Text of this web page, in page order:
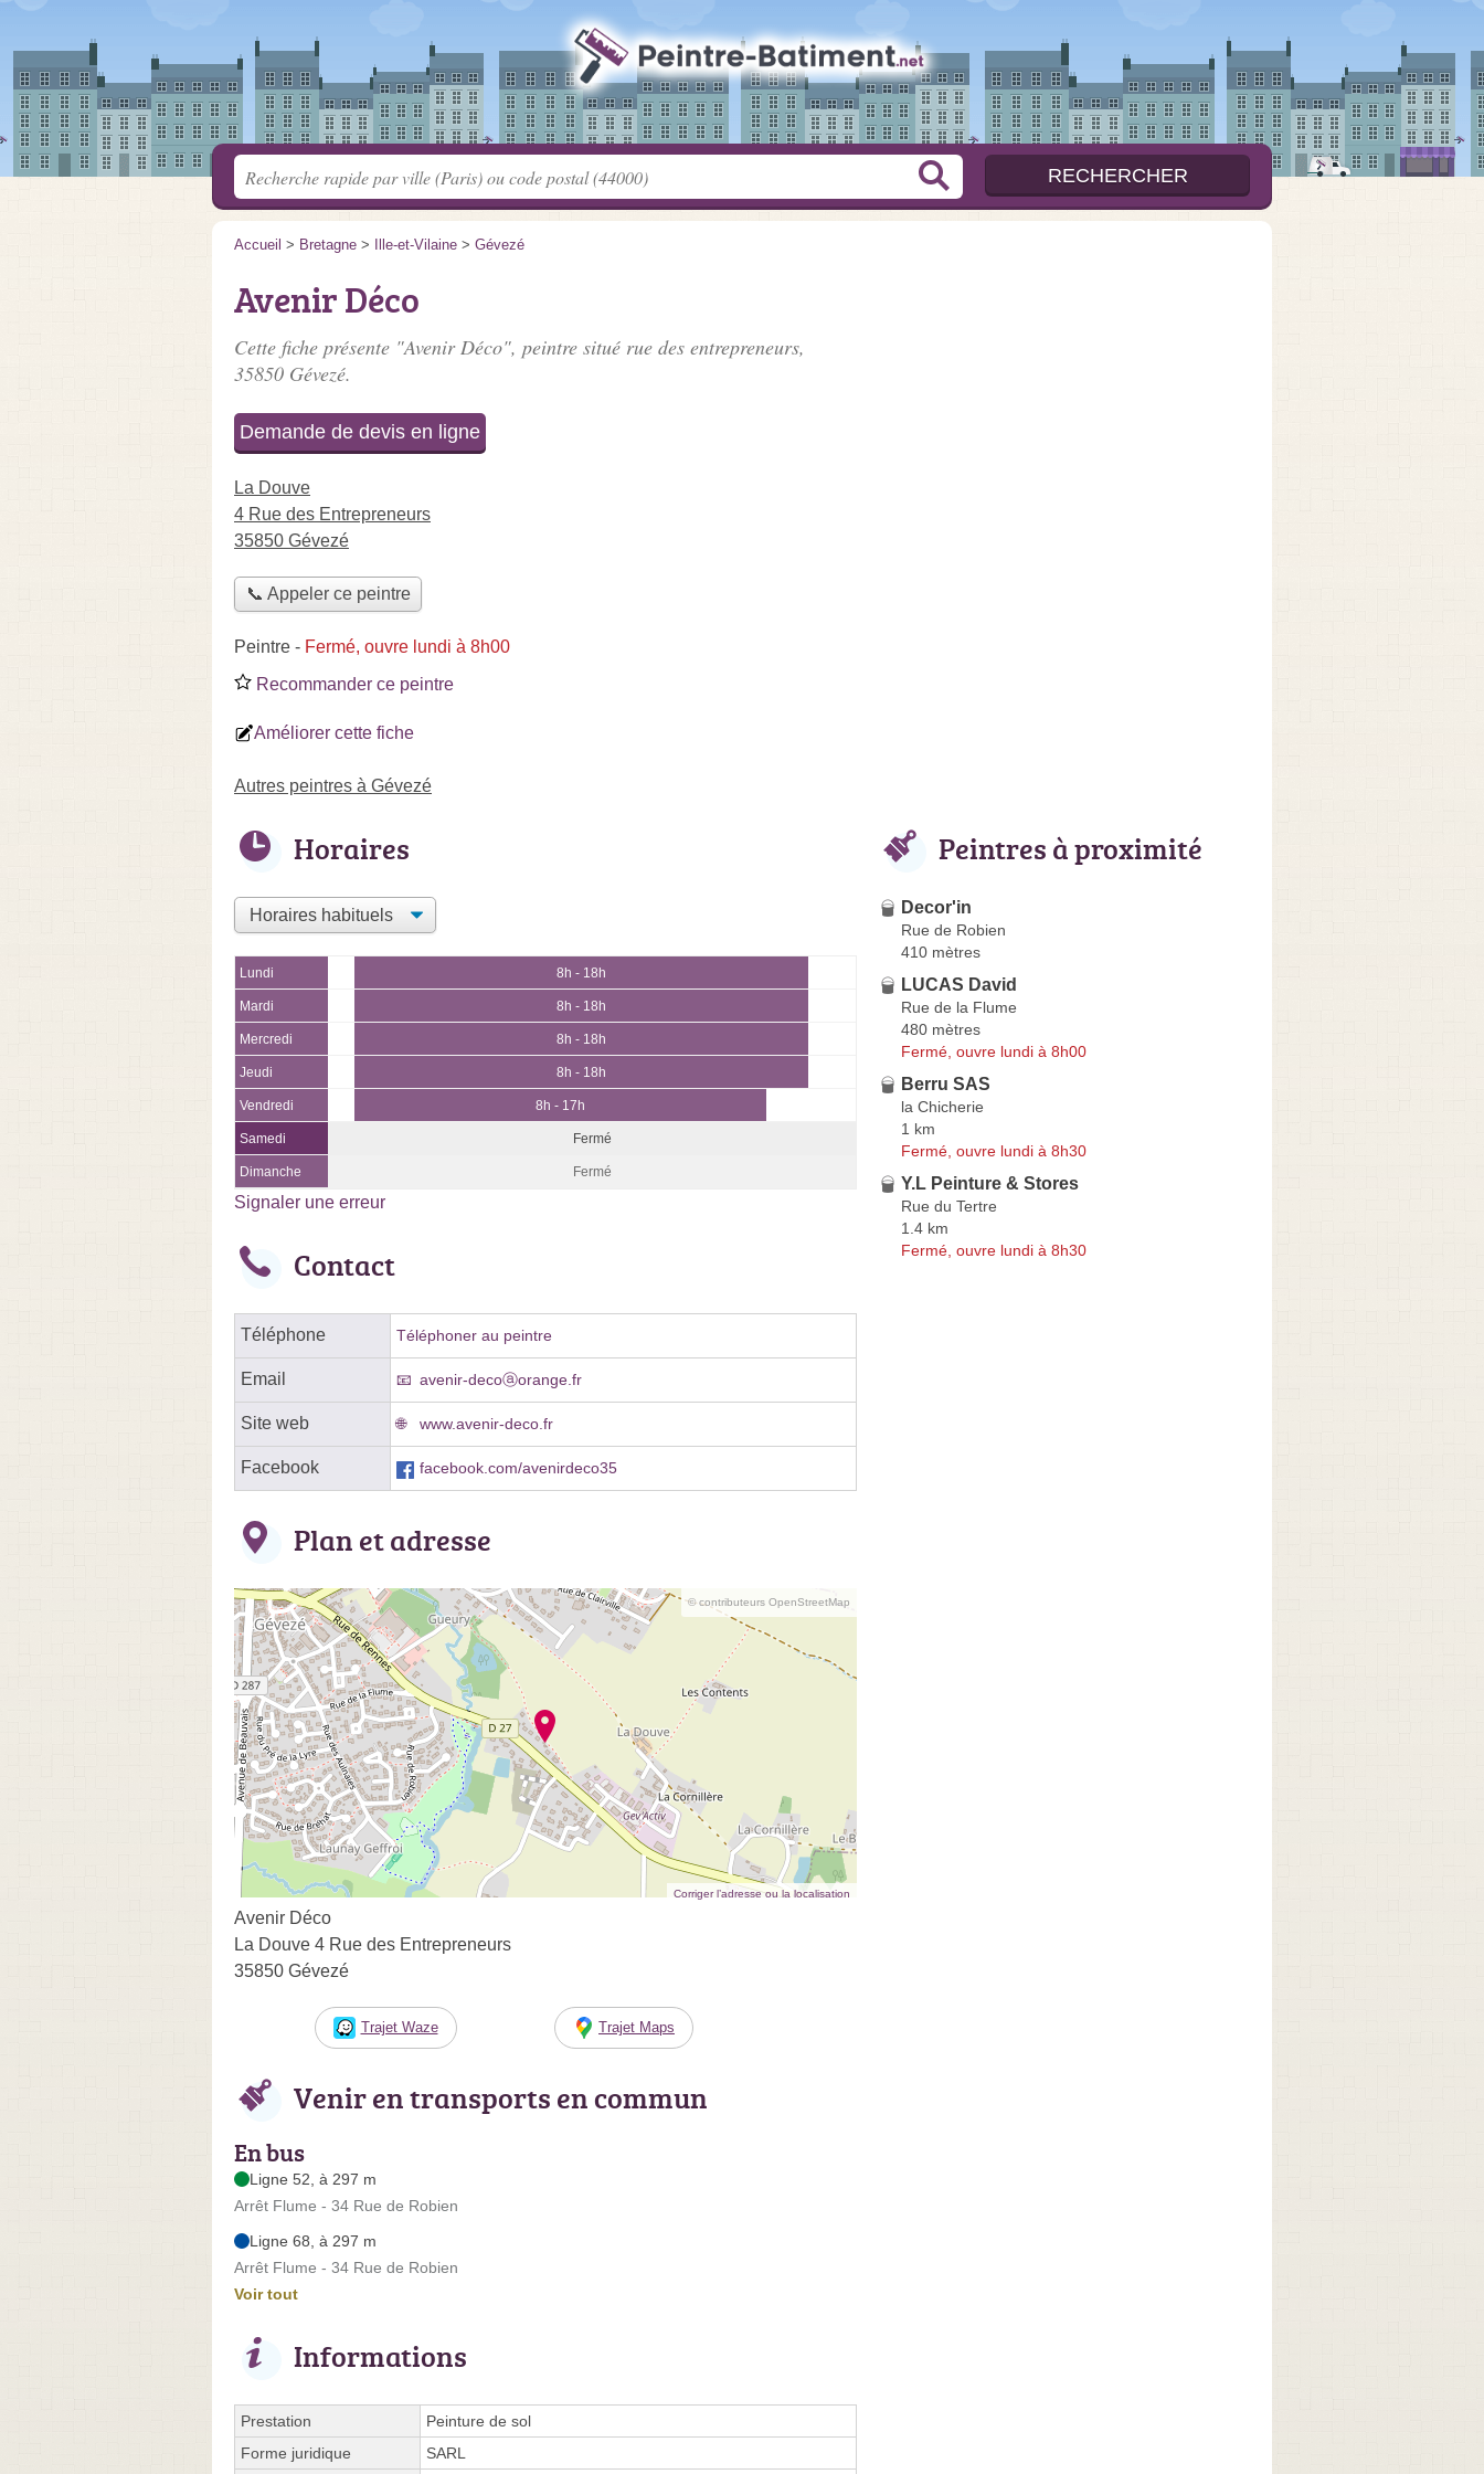
Accueil > Bretagne > Ille-et-Vilaine > Gévezé
Avenir Déco
Cette fiche présente "Avenir Déco", peintre situé rue des entrepreneurs,
35850 Gévezé.
Demande de devis en ligne
La Douve
4 Rue des Entrepreneurs
35850 Gévezé
📞 Appeler ce peintre
Peintre - Fermé, ouvre lundi à 8h00
Recommander ce peintre
Améliorer cette fiche
Autres peintres à Gévezé
Horaires
Lundi 8h - 18h
Mardi 8h - 18h
Mercredi 8h - 18h
Jeudi 8h - 18h
Vendredi 8h - 17h
Samedi Fermé
Dimanche Fermé
Signaler une erreur
Contact
Téléphone Téléphoner au peintre
Email avenir-decoⓐorange.fr
Site web www.avenir-deco.fr
Facebook facebook.com/avenirdeco35
Plan et adresse
© contributeurs OpenStreetMap
Corriger l’adresse ou la localisation
Avenir Déco
La Douve 4 Rue des Entrepreneurs
35850 Gévezé
Trajet Waze Trajet Maps
Venir en transports en commun
En bus
Ligne 52, à 297 m
Arrêt Flume - 34 Rue de Robien
Ligne 68, à 297 m
Arrêt Flume - 34 Rue de Robien
Voir tout
Informations
Prestation
Peinture de sol
Forme juridique
SARL
Peintres à proximité
Decor'in
Rue de Robien
410 mètres
LUCAS David
Rue de la Flume
480 mètres
Fermé, ouvre lundi à 8h00
Berru SAS
la Chicherie
1 km
Fermé, ouvre lundi à 8h30
Y.L Peinture & Stores
Rue du Tertre
1.4 km
Fermé, ouvre lundi à 8h30